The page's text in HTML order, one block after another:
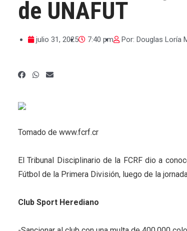
de UNAFUT
julio 31, 2025 7:40 pm Por: Douglas Loría
Tomado de www.fcrf.cr
El Tribunal Disciplinario de la FCRF dio a
Fútbol de la Primera División, luego de la
Club Sport Herediano